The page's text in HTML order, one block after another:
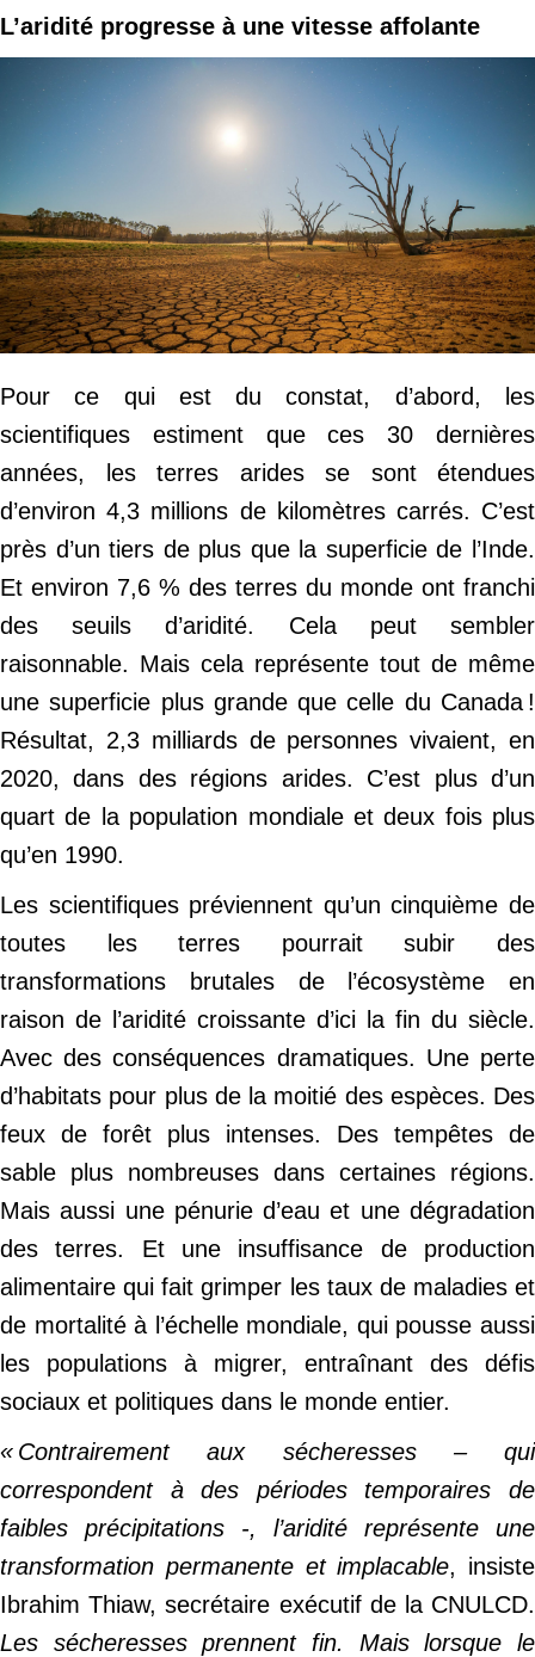
L’aridité progresse à une vitesse affolante
Pour ce qui est du constat, d’abord, les
scientifiques estiment que ces 30 dernières
années, les terres arides se sont étendues
d’environ 4,3 millions de kilomètres carrés. C’est
près d’un tiers de plus que la superficie de l’Inde.
Et environ 7,6 % des terres du monde ont franchi
des seuils d’aridité. Cela peut sembler
raisonnable. Mais cela représente tout de même
une superficie plus grande que celle du Canada !
Résultat, 2,3 milliards de personnes vivaient, en
2020, dans des régions arides. C’est plus d’un
quart de la population mondiale et deux fois plus
qu’en 1990.
Les scientifiques préviennent qu’un cinquième de
toutes les terres pourrait subir des
transformations brutales de l’écosystème en
raison de l’aridité croissante d’ici la fin du siècle.
Avec des conséquences dramatiques. Une perte
d’habitats pour plus de la moitié des espèces. Des
feux de forêt plus intenses. Des tempêtes de
sable plus nombreuses dans certaines régions.
Mais aussi une pénurie d’eau et une dégradation
des terres. Et une insuffisance de production
alimentaire qui fait grimper les taux de maladies et
de mortalité à l’échelle mondiale, qui pousse aussi
les populations à migrer, entraînant des défis
sociaux et politiques dans le monde entier.
« Contrairement aux sécheresses– qui
correspondent à des périodes temporaires de
faibles précipitations -, l’aridité représente une
transformation permanente et implacable, insiste
Ibrahim Thiaw, secrétaire exécutif de la CNULCD.
Les sécheresses prennent fin. Mais lorsque le